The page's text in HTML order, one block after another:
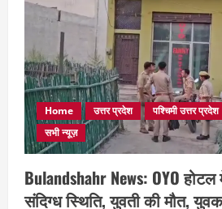
Home उत्तर प्रदेश पश्चिमी उत्तर प्रदेश
सभी न्यूज़
Bulandshahr News: OYO
संदिग्ध स्थिति, युवती की मौत,